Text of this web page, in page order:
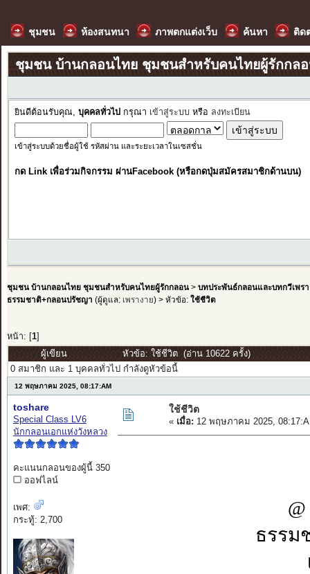
ชุมชน ห้องสนทนา ภาพตกแต่งเว็บ ค้นหา ติด
ชุมชน บ้านกลอนไทย ชุมชนสำหรับคนไทยผู้รักกล
ยินดีต้อนรับคุณ, บุคคลทั่วไป กรุณา เข้าสู่ระบบ หรือ ลงทะเบียน
เข้าสู่ระบบด้วยชื่อผู้ใช้ รหัสผ่าน และระยะเวลาในเซสชั่น
กด Link เพื่อร่วมกิจกรรม ผ่านFacebook (หรือกดปุ่มสมัครสมาชิกด้านบน)
ชุมชน บ้านกลอนไทย ชุมชนสำหรับคนไทยผู้รักกลอน> บทประพันธ์กลอนและบทกวีเพรา
ธรรมชาติ+กลอนปรัชญา (ผู้ดูแล: เพรางาย) > หัวข้อ: ใช้ชีวิต
หน้า: [ 1]
ผู้เขียน
หัวข้อ: ใช้ชีวิต (อ่าน 10622 ครั้ง)
0 สมาชิก และ 1 บุคคลทั่วไป กำลังดูหัวข้อนี้
12 พฤษภาคม 2025, 08:17:AM
toshare
Special Class LV6
นักกลอนเอกแห่งวังหลวง
คะแนนกลอนของผู้นี้ 350
ออฟไลน์
เพศ:
กระทู้: 2,700
ใช้ชีวิต
« เมื่อ: 12 พฤษภาคม 2025,
ธรรม